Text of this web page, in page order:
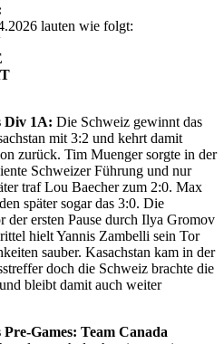
lauten wie folgt:
Div 1A: Die Schweiz gewinnt das
mit 3:2 und kehrt damit
zurück. Tim Muenger sorgte in der
Schweizer Führung und nur
traf Lou Baecher zum 2:0. Max
später sogar das 3:0. Die
der ersten Pause durch Ilya Gromov
hielt Yannis Zambelli sein Tor
sauber. Kasachstan kam in der
doch die Schweiz brachte die
bleibt damit auch weiter
Games: Team Canada